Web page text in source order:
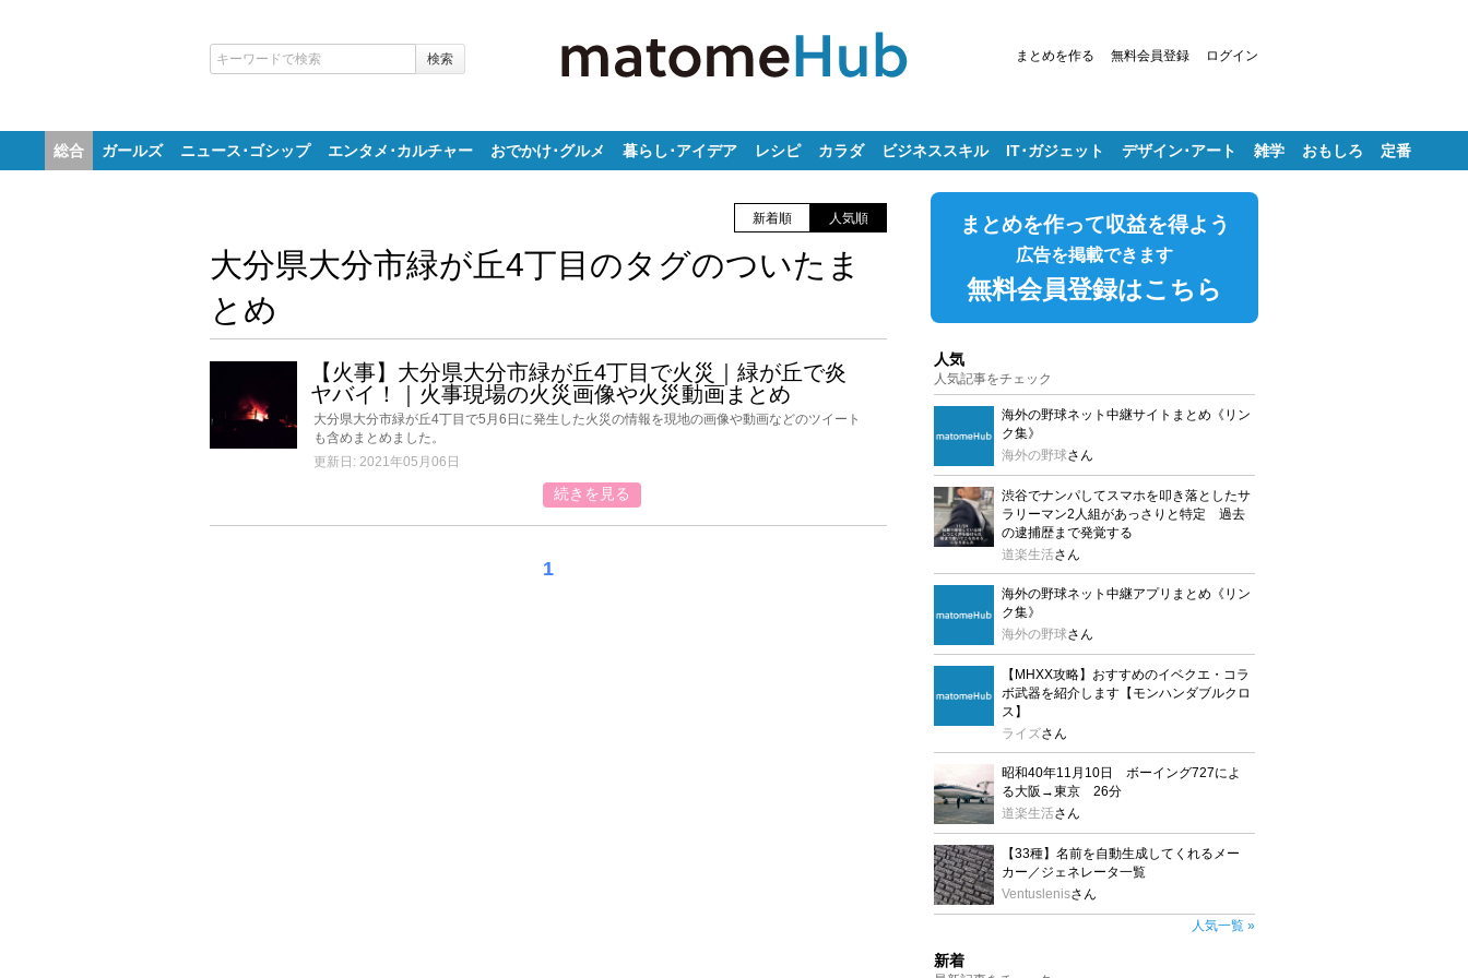
まとめを作る 無料会員登録 ログイン
総合 ガールズ ニュース･ゴシップ エンタメ･カルチャー おでかけ･グルメ 暮らし･アイデア レシピ カラダ ビジネススキル IT･ガジェット デザイン･アート 雑学 おもしろ 定番
新着順 人気順
大分県大分市緑が丘4丁目のタグのついたま
とめ
【火事】大分県大分市緑が丘4丁目で火災｜緑が丘で炎
ヤバイ！｜火事現場の火災画像や火災動画まとめ
大分県大分市緑が丘4丁目で5月6日に発生した火災の情報を現地の画像や動画などのツイート
も含めまとめました。
更新日: 2021年05月06日
続きを見る
1
まとめを作って収益を得よう
広告を掲載できます
無料会員登録はこちら
人気
人気記事をチェック
海外の野球ネット中継サイトまとめ《リン
ク集》
海外の野球さん
渋谷でナンパしてスマホを叩き落としたサ
ラリーマン2人組があっさりと特定 過去
の逮捕歴まで発覚する
道楽生活さん
海外の野球ネット中継アプリまとめ《リン
ク集》
海外の野球さん
【MHXX攻略】おすすめのイベクエ・コラ
ボ武器を紹介します【モンハンダブルクロ
ス】
ライズさん
昭和40年11月10日 ボーイング727によ
る大阪→東京 26分
道楽生活さん
【33種】名前を自動生成してくれるメー
カー／ジェネレータ一覧
Ventuslenisさん
人気一覧 »
新着